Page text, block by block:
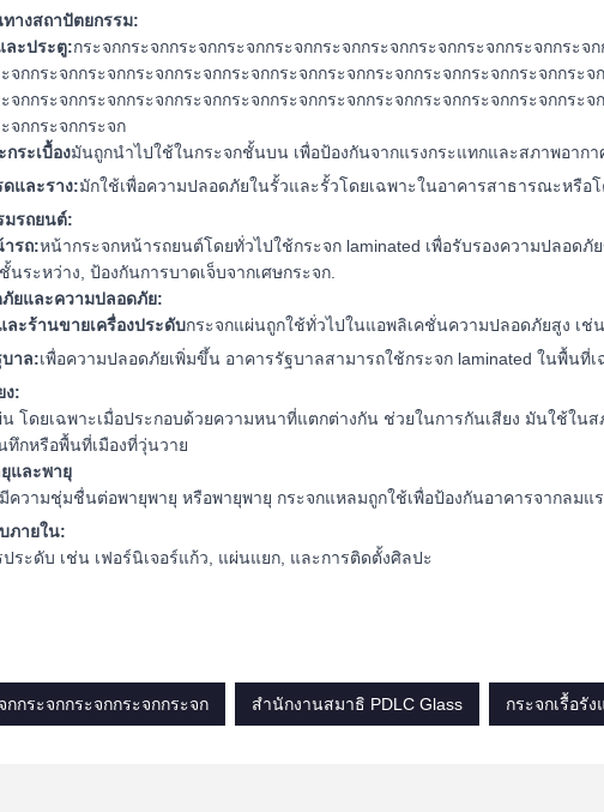
างสถาปัตยกรรม:
ละประตู:กระจกกระจกกระจกกระจกกระจกกระจกกระจกกระจกกระจกกระจกกระจ
จกกระจกกระจกกระจกกระจกกระจกกระจกกระจกกระจกกระจกกระจกกระจกกระ
จกกระจกกระจกกระจกกระจกกระจกกระจกกระจกกระจกกระจกกระจกกระจกกระ
จกกระจกกระจก
ระเบื้องมันถูกนําไปใช้ในกระจกชั้นบน เพื่อป้องกันจากแรงกระแทกและสภาพอากา
และราง:มักใช้เพื่อความปลอดภัยในรั้วและรั้วโดยเฉพาะในอาคารสาธารณะหรือโ
มรถยนต์:
รถ:หน้ากระจกหน้ารถยนต์โดยทั่วไปใช้กระจก laminated เพื่อรับรองความปลอด
นระหว่าง, ป้องกันการบาดเจ็บจากเศษกระจก.
ยและความปลอดภัย:
ะร้านขายเครื่องประดับกระจกแผ่นถูกใช้ทั่วไปในแอพลิเคชั่นความปลอดภัยสูง เ
าล:เพื่อความปลอดภัยเพิ่มขึ้น อาคารรัฐบาลสามารถใช้กระจก laminated ในพื้นที่เ
ง:
โดยเฉพาะเมื่อประกอบด้วยความหนาที่แตกต่างกัน ช่วยในการกันเสียง มันใช้ใน
ทึกหรือพื้นที่เมืองที่วุ่นวาย
และพายุ
ความชุ่มชื่นต่อพายุพายุ หรือพายุพายุ กระจกแหลมถูกใช้เพื่อป้องกันอาคารจากลมแ
ภายใน:
ระดับ เช่น เฟอร์นิเจอร์แก้ว, แผ่นแยก, และการติดตั้งศิลปะ
กกระจกกระจกกระจกกระจก สํานักงานสมาธิ PDLC Glass กระจกเรื้อรั